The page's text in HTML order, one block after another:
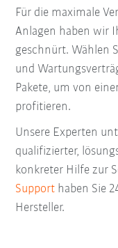
Für die maximale
Anlagen haben wir
geschnürt. Wählen
und
Pakete, um von
profitieren.
Unsere Experten
qualifizierter,
konkreter Hilfe zur
Support haben Sie
Hersteller.